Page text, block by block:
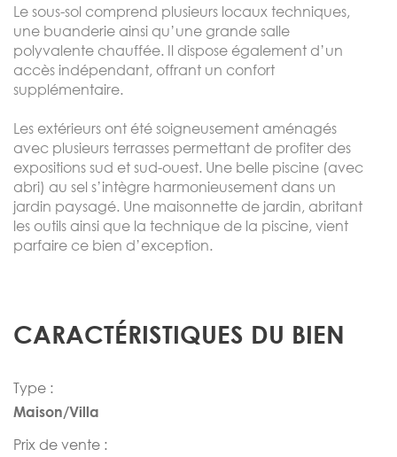
Le sous-sol comprend plusieurs locaux techniques,
une buanderie ainsi qu’une grande salle
polyvalente chauffée. Il dispose également d’un
accès indépendant, offrant un confort
supplémentaire.
Les extérieurs ont été soigneusement aménagés
avec plusieurs terrasses permettant de profiter des
expositions sud et sud-ouest. Une belle piscine (avec
abri) au sel s’intègre harmonieusement dans un
jardin paysagé. Une maisonnette de jardin, abritant
les outils ainsi que la technique de la piscine, vient
parfaire ce bien d’exception.
CARACTÉRISTIQUES DU BIEN
Type :
Maison/Villa
Prix de vente :